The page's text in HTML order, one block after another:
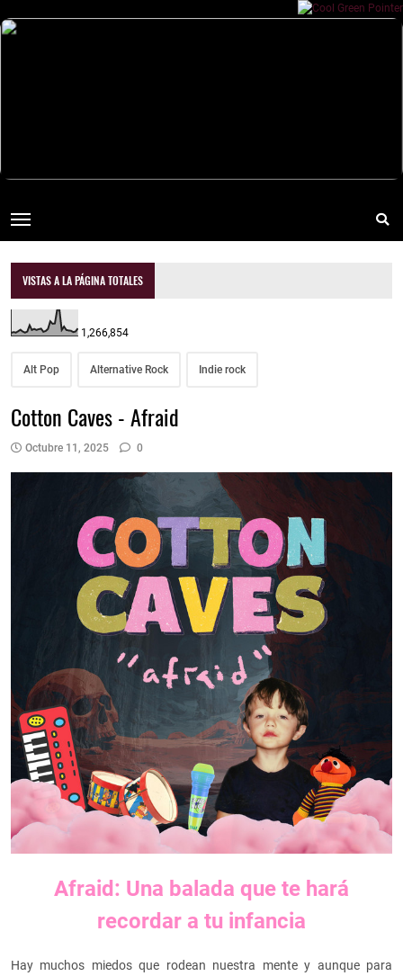
VISTAS A LA PÁGINA TOTALES
1,266,854
Alt Pop Alternative Rock Indie rock
Cotton Caves - Afraid
Octubre 11, 2025 0
Afraid: Una balada que te hará
recordar a tu infancia
Hay muchos miedos que rodean nuestra mente y aunque para